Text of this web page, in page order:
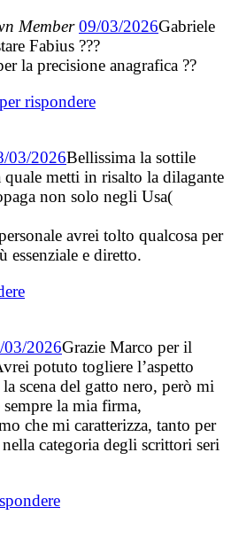
Member 09/03/2026Gabriele
Fabius ???
la precisione anagrafica ??
rispondere
03/2026Bellissima la sottile
quale metti in risalto la dilagante
non solo negli Usa(
avrei tolto qualcosa per
essenziale e diretto.
03/2026Grazie Marco per il
potuto togliere l’aspetto
la scena del gatto nero, però mi
sempre la mia firma,
che mi caratterizza, tanto per
categoria degli scrittori seri